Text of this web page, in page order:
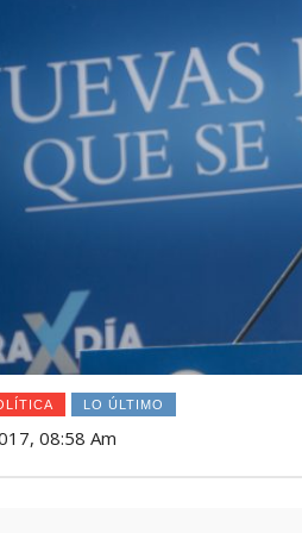
LO ÚLTIMO
08:58 Am